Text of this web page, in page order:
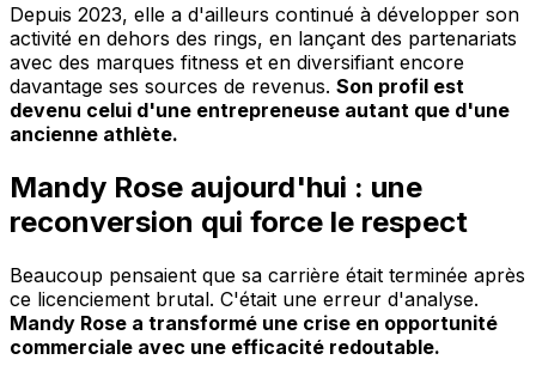
Depuis 2023, elle a d'ailleurs continué à développer son
activité en dehors des rings, en lançant des partenariats
avec des marques fitness et en diversifiant encore
davantage ses sources de revenus. Son profil est
devenu celui d'une entrepreneuse autant que d'une
ancienne athlète.
Mandy Rose aujourd'hui : une
reconversion qui force le respect
Beaucoup pensaient que sa carrière était terminée après
ce licenciement brutal. C'était une erreur d'analyse.
Mandy Rose a transformé une crise en opportunité
commerciale avec une efficacité redoutable.